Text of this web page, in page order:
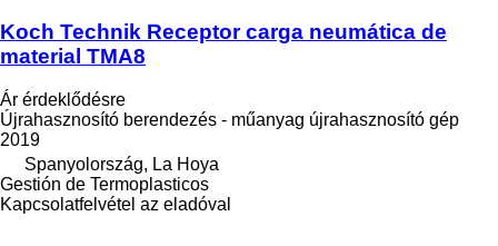
Koch Technik Receptor carga neumática de
material TMA8
Ár érdeklődésre
Újrahasznosító berendezés - műanyag újrahasznosító gép
2019
Spanyolország, La Hoya
Gestión de Termoplasticos
Kapcsolatfelvétel az eladóval